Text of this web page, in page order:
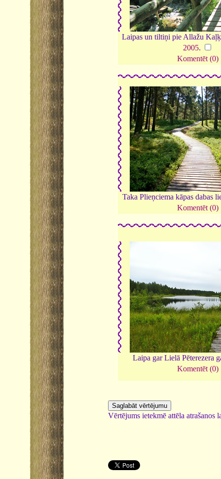
Laipas un tiltiņi pie Allažu
2005.
Komentēt (0)
Taka Plieņciema kāpas dabas
Komentēt (0)
Laipa gar Lielā Pēterezera
Komentēt (0)
Vērtējums ietekmē attēla atrašanos